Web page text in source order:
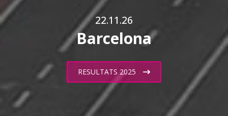
22.11.26
Barcelona
RESULTATS 2025